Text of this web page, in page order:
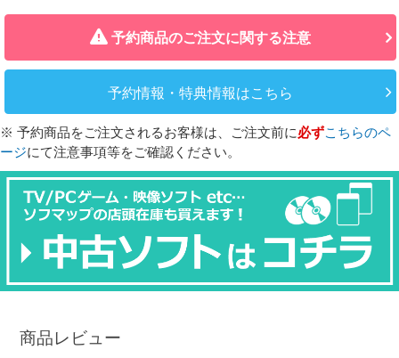
予約商品のご注文に関する注意
予約情報・特典情報はこちら
※ 予約商品をご注文されるお客様は、ご注文前に必ずこちらのペ
ージにて注意事項等をご確認ください。
商品レビュー